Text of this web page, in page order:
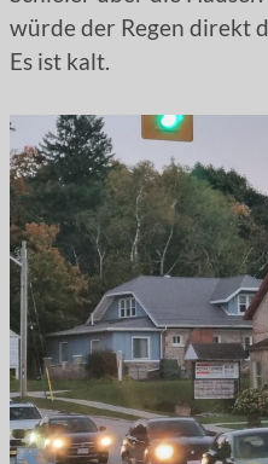
würde der Regen direkt
Es ist kalt.